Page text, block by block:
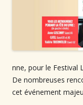
nne, pour le Festival
De nombreuses
cet événement